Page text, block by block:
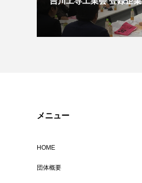
メニュー
HOME
団体概要